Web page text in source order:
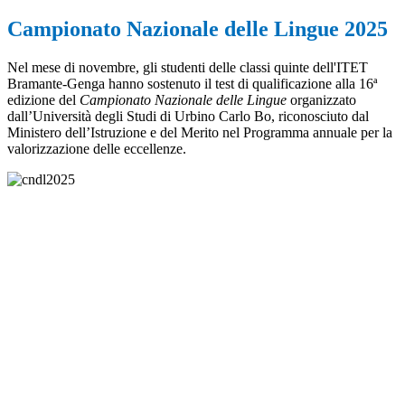
Campionato Nazionale delle Lingue 2025
Nel mese di novembre, gli studenti delle classi quinte dell'ITET
Bramante-Genga hanno sostenuto il test di qualificazione alla 16ª
edizione del Campionato Nazionale delle Lingue organizzato
dall’Università degli Studi di Urbino Carlo Bo, riconosciuto dal
Ministero dell’Istruzione e del Merito nel Programma annuale per la
valorizzazione delle eccellenze.